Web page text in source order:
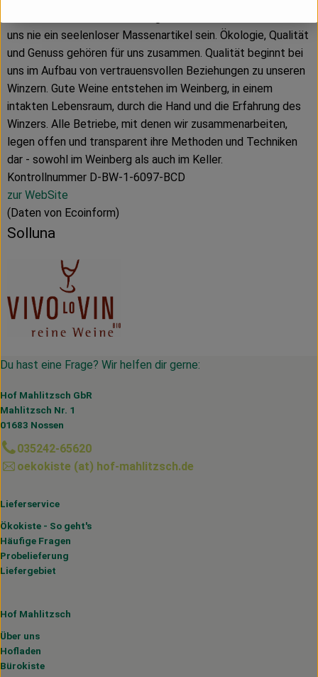
uns nie ein seelenloser Massenartikel sein. Ökologie, Qualität
und Genuss gehören für uns zusammen. Qualität beginnt bei
uns im Aufbau von vertrauensvollen Beziehungen zu unseren
Winzern. Gute Weine entstehen im Weinberg, in einem
intakten Lebensraum, durch die Hand und die Erfahrung des
Winzers. Alle Betriebe, mit denen wir zusammenarbeiten,
legen offen und transparent ihre Methoden und Techniken
dar - sowohl im Weinberg als auch im Keller.
Kontrollnummer D-BW-1-6097-BCD
zur WebSite
(Daten von Ecoinform)
Solluna
Du hast eine Frage? Wir helfen dir gerne:
Hof Mahlitzsch GbR
Mahlitzsch Nr. 1
01683 Nossen
035242-65620
oekokiste (at) hof-mahlitzsch.de
Lieferservice
Ökokiste - So geht's
Häufige Fragen
Probelieferung
Liefergebiet
Hof Mahlitzsch
Über uns
Hofladen
Bürokiste